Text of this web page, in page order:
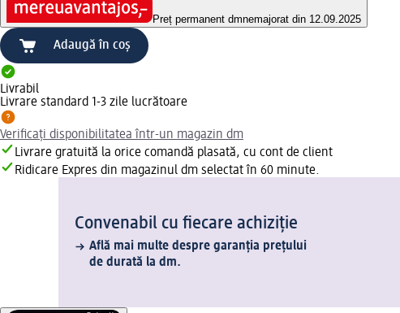
Preț permanent dmnemajorat din 12.09.2025
Adaugă în coș
Livrabil
Livrare standard 1-3 zile lucrătoare
Verificați disponibilitatea într-un magazin dm
Livrare gratuită la orice comandă plasată, cu cont de client
Ridicare Expres din magazinul dm selectat în 60 minute.
Convenabil cu fiecare achiziție
Află mai multe despre garanția prețului
de durată la dm.